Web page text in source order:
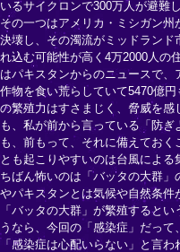
いるサイクロンで300万人が避難
その一つはアメリカ・ミシガン
決壊し、その濁流がミッドラン
れ込む可能性が高く4万2000人の
はパキスタンからのニュースで
作物を食い荒らしていて5470億
の繁殖力はすさまじく、脅威を
も、私が前から言っている「防
も、前もって、それに備えてお
とも起こりやすいのは台風によ
ちばん怖いのは「バッタの大群
やパキスタンとは気候や自然条件
「バッタの大群」が繁殖すると
うなら、今回の「感染症」だっ
「感染症は心配いらない」と言